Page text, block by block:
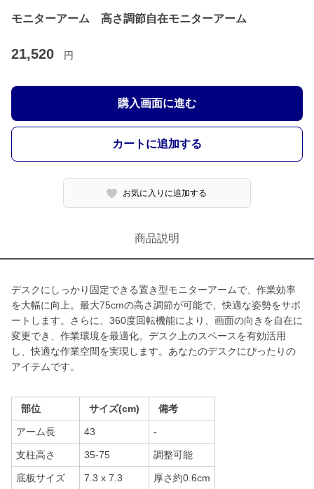
モニターアーム 高さ調節自在モニターアーム
21,520 円
購入画面に進む
カートに追加する
お気に入りに追加する
商品説明
デスクにしっかり固定できる置き型モニターアームで、作業効率
を大幅に向上。最大75cmの高さ調節が可能で、快適な姿勢をサポ
ートします。さらに、360度回転機能により、画面の向きを自在に
変更でき、作業環境を最適化。デスク上のスペースを有効活用
し、快適な作業空間を実現します。あなたのデスクにぴったりの
アイテムです。
部位 サイズ(cm) 備考
アーム長 43 -
支柱高さ 35-75 調整可能
底板サイズ 7.3 x 7.3 厚さ約0.6cm